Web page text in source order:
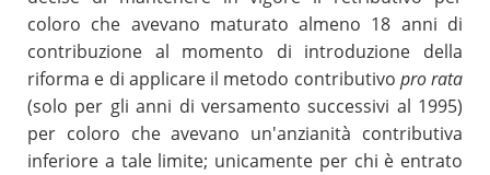
coloro che avevano maturato almeno 18 anni di
contribuzione al momento di introduzione della
riforma e di applicare il metodo contributivo pro rata
(solo per gli anni di versamento successivi al 1995)
per coloro che avevano un'anzianità contributiva
inferiore a tale limite; unicamente per chi è entrato